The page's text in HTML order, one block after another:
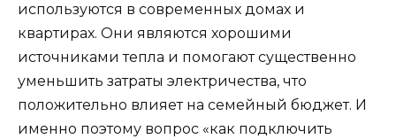
используются в современных домах и
квартирах. Они являются хорошими
источниками тепла и помогают существенно
уменьшить затраты электричества, что
положительно влияет на семейный бюджет. И
именно поэтому вопрос «как подключить